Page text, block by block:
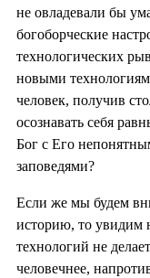
не овладевали бы
богоборческие
технологических
новыми
человек, получив
осознавать себя
Бог с Его
заповедями?
Если же мы будем
историю, то увидим
технологий не
человечнее,